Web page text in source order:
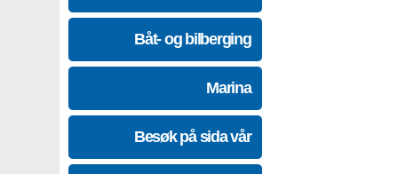
Båt- og bilberging
Marina
Besøk på sida vår